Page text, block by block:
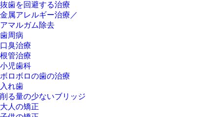
抜歯を回避する治療
金属アレルギー治療／
アマルガム除去
歯周病
口臭治療
根管治療
小児歯科
ボロボロの歯の治療
入れ歯
削る量の少ないブリッジ
大人の矯正